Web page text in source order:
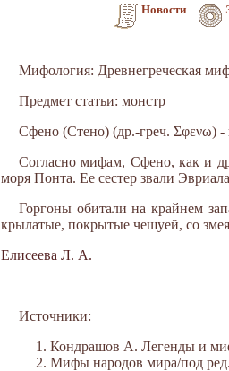
Новости
Мифология: Древнегреческая
Предмет статьи: монстр
Сфено (Стено) (др.-греч. Σφενω)
Согласно мифам, Сфено, как и
моря Понта. Ее сестер звали
Горгоны обитали на крайнем
крылатые, покрытые чешуей, со
Елисеева Л. А.
Источники:
Кондрашов А. Легенды и
Мифы народов мира/под